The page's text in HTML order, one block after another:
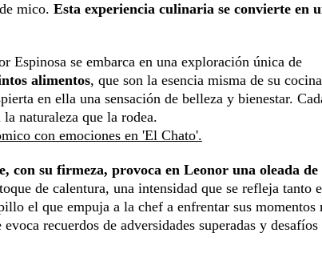
mico. Esta experiencia culinaria se convierte en
Espinosa se embarca en una exploración única de
alimentos, que son la esencia misma de su
en ella una sensación de belleza y bienestar.
naturaleza que la rodea.
con emociones en 'El Chato'.
con su firmeza, provoca en Leonor una oleada de
de calentura, una intensidad que se refleja tanto
el que empuja a la chef a enfrentar sus momentos
recuerdos de adversidades superadas y desafíos